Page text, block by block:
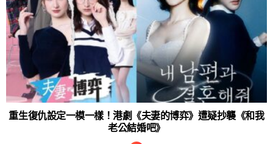
重生復仇設定一模一樣！港劇《夫妻的博弈》遭疑抄襲《和我
老公結婚吧》